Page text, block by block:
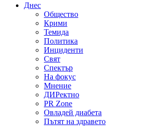
Днес
Общество
Крими
Темида
Политика
Инциденти
Свят
Спектър
На фокус
Мнение
ДИРектно
PR Zone
Овладей диабета
Пътят на здравето